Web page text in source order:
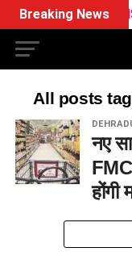
Breaking NewsLNS
All posts
नए
होंगी